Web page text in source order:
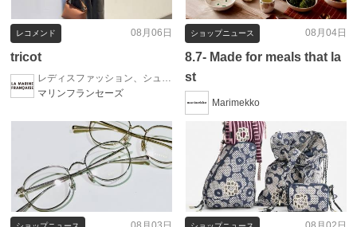
08月06日
レコメンド
tricot
レディスファッション、シューズ、帽子、ファッション雑貨
マリンフランセーズ
08月04日
ショップニュース
8.7- Made for meals that la
st
Marimekko